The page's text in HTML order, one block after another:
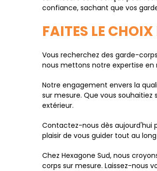
confiance, sachant que vos
FAITES LE
Vous recherchez des garde-
nous mettons notre expertise en
Notre engagement envers la
sur mesure. Que vous
extérieur.
Contactez-nous dès aujourd'hui
plaisir de vous guider tout au
Chez Hexagone Sud, nous
corps sur mesure. Laissez-nous